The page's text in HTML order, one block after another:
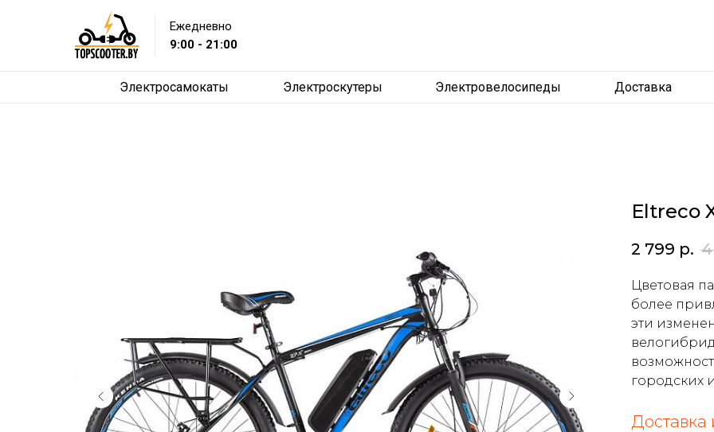
Ежедневно
9:00 - 21:00
Электросамокаты Электроскутеры Электровелосипеды Доставка
Eltreco
2 799 р.
Цветовая
более
эти
городских
Доставка